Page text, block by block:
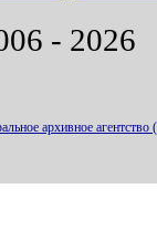
- 2026